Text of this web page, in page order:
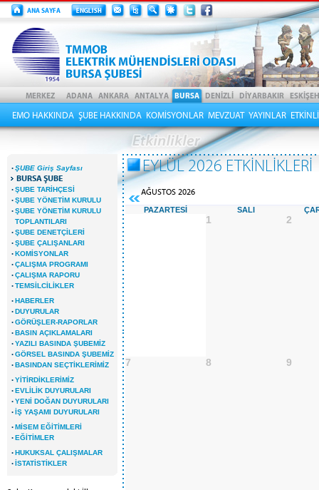
EMO HAKKINDA ŞUBE HAKKINDA KOMİSYONLAR MEVZUAT YAYINLAR
·ŞUBE Giriş Sayfası
BURSA ŞUBE
·ŞUBE TARİHÇESİ
·ŞUBE YÖNETİM KURULU
·ŞUBE YÖNETİM KURULU
TOPLANTILARI
·ŞUBE DENETÇİLERİ
·ŞUBE ÇALIŞANLARI
·KOMİSYONLAR
·ÇALIŞMA PROGRAMI
·ÇALIŞMA RAPORU
·TEMSİLCİLİKLER
·HABERLER
·DUYURULAR
·GÖRÜŞLER-RAPORLAR
·BASIN AÇIKLAMALARI
·YAZILI BASINDA ŞUBEMİZ
·GÖRSEL BASINDA ŞUBEMİZ
·BASINDAN SEÇTİKLERİMİZ
·YİTİRDİKLERİMİZ
·EVLİLİK DUYURULARI
·YENİ DOĞAN DUYURULARI
·İŞ YAŞAMI DUYURULARI
·MİSEM EĞİTİMLERİ
·EĞİTİMLER
·HUKUKSAL ÇALIŞMALAR
·İSTATİSTİKLER
EYLÜL 2026 ETKİNLİKLERİ
AĞUSTOS 2026
PAZARTESİ SALI
1 2
7 8 9